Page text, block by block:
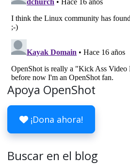
Apoya OpenShot
¡Dona ahora!
Buscar en el blog